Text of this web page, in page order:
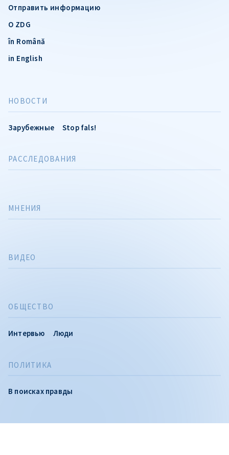
Отправить информацию
О ZDG
în Română
in English
НОВОСТИ
Зарубежные Stop fals!
ПОЛИТИКА
В поисках правды
РАССЛЕДОВАНИЯ
ОБЩЕСТВО
Интервью Люди
МНЕНИЯ
ВИДЕО
Вы можете следить за нами и в Telegram, где мы